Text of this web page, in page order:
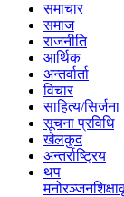
समाचार
समाज
राजनीति
आर्थिक
अन्तर्वार्ता
विचार
साहित्य/सिर्जना
सूचना प्रविधि
खेलकुद
अन्तर्राष्ट्रिय
थप
मनोरञ्‍जनशिक्षा